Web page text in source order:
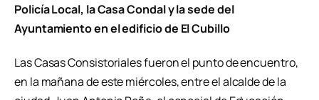
Policía Local, la Casa Condal y la sede del
Ayuntamiento en el edificio de El Cubillo
Las Casas Consistoriales fueron el punto de encuentro,
en la mañana de este miércoles, entre el alcalde de la